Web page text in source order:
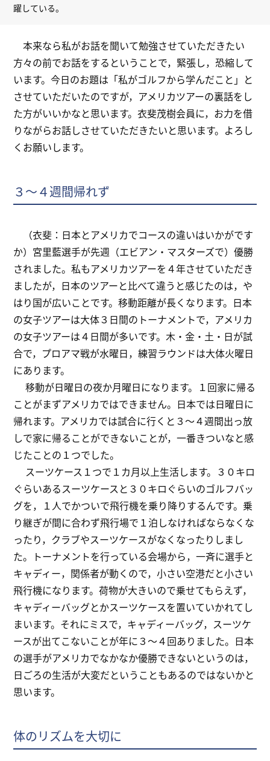
躍している。
本来なら私がお話を聞いて勉強させていただきたい
方々の前でお話をするということで，緊張し，恐縮して
います。今日のお題は「私がゴルフから学んだこと」と
させていただいたのですが，アメリカツアーの裏話をし
た方がいいかなと思います。衣斐茂樹会員に，お力を借
りながらお話しさせていただきたいと思います。よろし
くお願いします。
３～４週間帰れず
（衣斐：日本とアメリカでコースの違いはいかがです
か）宮里藍選手が先週（エビアン・マスターズで）優勝
されました。私もアメリカツアーを４年させていただき
ましたが，日本のツアーと比べて違うと感じたのは，や
はり国が広いことです。移動距離が長くなります。日本
の女子ツアーは大体３日間のトーナメントで，アメリカ
の女子ツアーは４日間が多いです。木・金・土・日が試
合で，プロアマ戦が水曜日，練習ラウンドは大体火曜日
にあります。
移動が日曜日の夜か月曜日になります。１回家に帰る
ことがまずアメリカではできません。日本では日曜日に
帰れます。アメリカでは試合に行くと３～４週間出っ放
しで家に帰ることができないことが，一番きついなと感
じたことの１つでした。
スーツケース１つで１カ月以上生活します。３０キロ
ぐらいあるスーツケースと３０キロぐらいのゴルフバッ
グを，１人でかついで飛行機を乗り降りするんです。乗
り継ぎが間に合わず飛行場で１泊しなければならなくな
ったり，クラブやスーツケースがなくなったりしまし
た。トーナメントを行っている会場から，一斉に選手と
キャディー，関係者が動くので，小さい空港だと小さい
飛行機になります。荷物が大きいので乗せてもらえず，
キャディーバッグとかスーツケースを置いていかれてし
まいます。それにミスで，キャディーバッグ，スーツケ
ースが出てこないことが年に３～４回ありました。日本
の選手がアメリカでなかなか優勝できないというのは，
日ごろの生活が大変だということもあるのではないかと
思います。
体のリズムを大切に